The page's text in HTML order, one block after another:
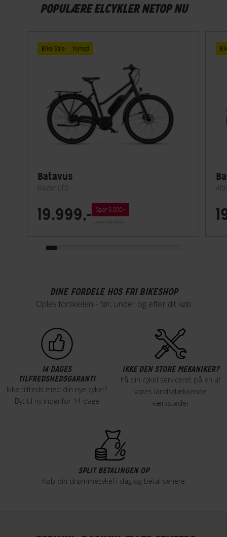
POPULÆRE ELCYKLER NETOP NU
Bike Sale Nyhed
Batavus
Razer LTD
19.999,- Spar 6.000,-
DINE FORDELE HOS FRI BIKESHOP
Oplev forskellen - før, under og efter dit køb
14 DAGES
TILFREDSHEDSGARANTI
Ikke tilfreds med din nye cykel?
Byt til ny indenfor 14 dage
IKKE DEN STORE MEKANIKER?
Få din cykel serviceret på en af
vores landsdækkende
værksteder
SPLIT BETALINGEN OP
Køb din drømmecykel i dag og betal senere